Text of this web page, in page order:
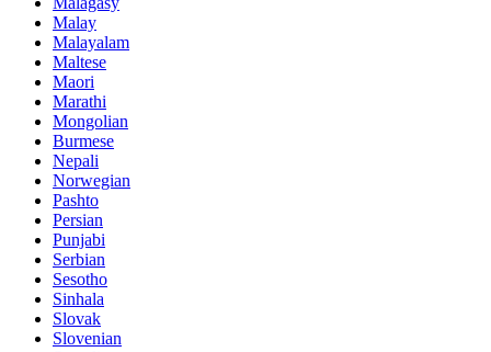
Malay
Malayalam
Maltese
Maori
Marathi
Mongolian
Burmese
Nepali
Norwegian
Pashto
Persian
Punjabi
Serbian
Sesotho
Sinhala
Slovak
Slovenian